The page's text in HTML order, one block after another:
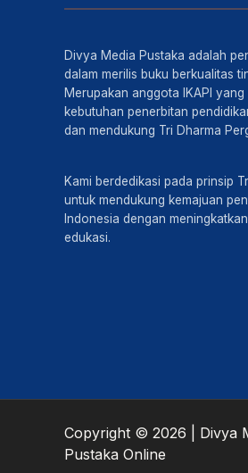
Divya Media Pustaka adalah
dalam merilis buku berkualitas
Merupakan anggota IKAPI
kebutuhan penerbitan
dan mendukung Tri Dharma
Kami berdedikasi pada prinsip
untuk mendukung kemajuan
Indonesia dengan
edukasi.
Copyright © 2026 | Divya
Pustaka Online